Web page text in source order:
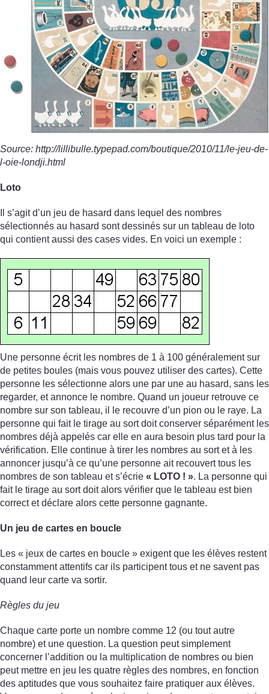
Source: http://lillibulle.typepad.com/boutique/2010/11/le-jeu-de-
l-oie-londji.html
Loto
Il s’agit d’un jeu de hasard dans lequel des nombres
sélectionnés au hasard sont dessinés sur un tableau de loto
qui contient aussi des cases vides. En voici un exemple :
Une personne écrit les nombres de 1 à 100 généralement sur
de petites boules (mais vous pouvez utiliser des cartes). Cette
personne les sélectionne alors une par une au hasard, sans les
regarder, et annonce le nombre. Quand un joueur retrouve ce
nombre sur son tableau, il le recouvre d’un pion ou le raye. La
personne qui fait le tirage au sort doit conserver séparément les
nombres déjà appelés car elle en aura besoin plus tard pour la
vérification. Elle continue à tirer les nombres au sort et à les
annoncer jusqu’à ce qu’une personne ait recouvert tous les
nombres de son tableau et s’écrie « LOTO ! ». La personne qui
fait le tirage au sort doit alors vérifier que le tableau est bien
correct et déclare alors cette personne gagnante.
Un jeu de cartes en boucle
Les « jeux de cartes en boucle » exigent que les élèves restent
constamment attentifs car ils participent tous et ne savent pas
quand leur carte va sortir.
Règles du jeu
Chaque carte porte un nombre comme 12 (ou tout autre
nombre) et une question. La question peut simplement
concerner l’addition ou la multiplication de nombres ou bien
peut mettre en jeu les quatre règles des nombres, en fonction
des aptitudes que vous souhaitez faire pratiquer aux élèves.